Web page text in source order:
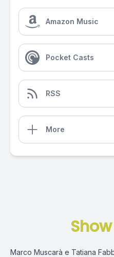
Amazon Music
Pocket Casts
RSS
More
Marco Muscarà e Tatiana